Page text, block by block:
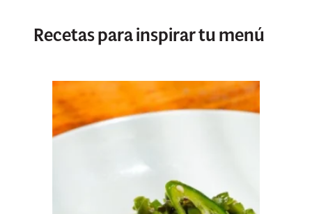
Recetas para inspirar tu menú